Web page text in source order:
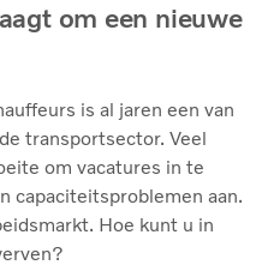
om een nieuwe
is al jaren een van
transportsector. Veel
om vacatures in te
capaciteitsproblemen aan.
Hoe kunt u in